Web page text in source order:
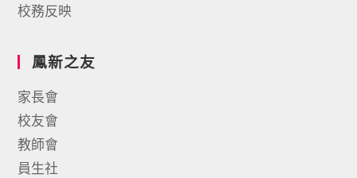
校務反映
鳳新之友
家長會
校友會
教師會
員生社